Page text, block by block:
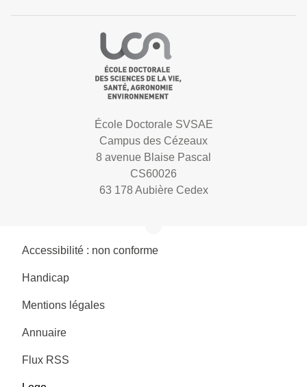
École Doctorale SVSAE
Campus des Cézeaux
8 avenue Blaise Pascal
CS60026
63 178 Aubière Cedex
Accessibilité : non conforme
Handicap
Mentions légales
Annuaire
Flux RSS